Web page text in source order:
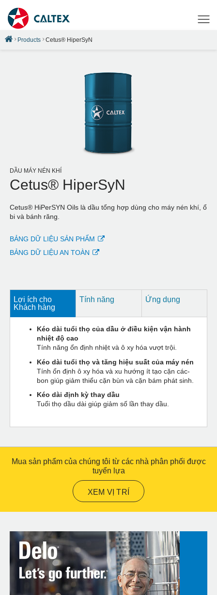
Products Cetus® HiperSyN
DẦU MÁY NÉN KHÍ
Cetus® HiperSyN
Cetus® HiPerSYN Oils là dầu tổng hợp dùng cho máy nén khí, ổ
bi và bánh răng.
BẢNG DỮ LIỆU SẢN PHẨM
BẢNG DỮ LIỆU AN TOÀN
Lợi ích cho
Khách hàng
Tính năng Ứng dụng
Kéo dài tuổi thọ của dầu ở điều kiện vận hành
nhiệt độ cao
Tính năng ổn định nhiệt và ô xy hóa vượt trội.
Kéo dài tuổi thọ và tăng hiệu suất của máy nén
Tính ổn định ô xy hóa và xu hướng ít tạo cặn các-
bon giúp giảm thiểu cặn bùn và cặn bám phát sinh.
Kéo dài định kỳ thay dầu
Tuổi thọ dầu dài giúp giảm số lần thay dầu.
Mua sản phẩm của chúng tôi từ các nhà phân phối được
tuyển lựa
XEM VỊ TRÍ